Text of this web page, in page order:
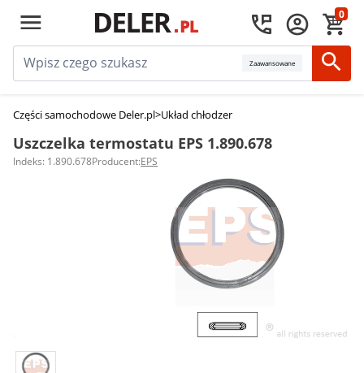
0
Zaawansowane
Części samochodowe Deler.pl>Układ chłodzenia silnika
Uszczelka termostatu EPS 1.890.678
Indeks: 1.890.678Producent:EPS